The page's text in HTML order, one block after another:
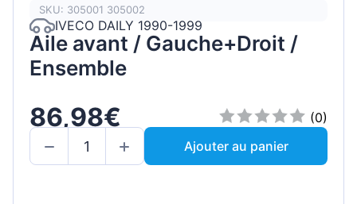
SKU: 305001 305002
IVECO DAILY 1990-1999
Aile avant / Gauche+Droit /
Ensemble
86,98€
(0)
Ajouter au panier